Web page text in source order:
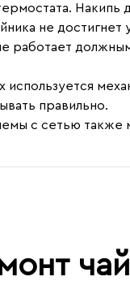
Накипь
не
работает
используется
правильно.
с сетью также